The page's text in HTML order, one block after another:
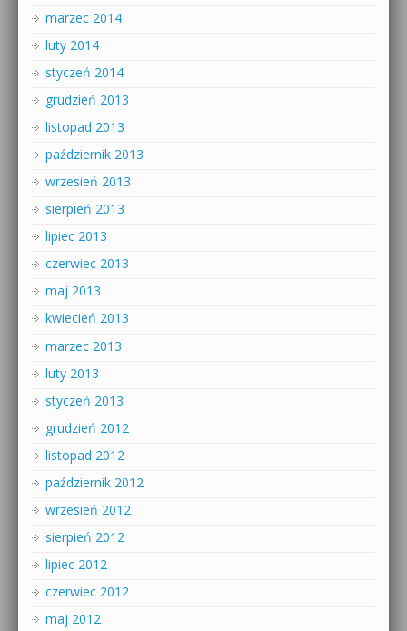
marzec 2014
luty 2014
styczeń 2014
grudzień 2013
listopad 2013
październik 2013
wrzesień 2013
sierpień 2013
lipiec 2013
czerwiec 2013
maj 2013
kwiecień 2013
marzec 2013
luty 2013
styczeń 2013
grudzień 2012
listopad 2012
październik 2012
wrzesień 2012
sierpień 2012
lipiec 2012
czerwiec 2012
maj 2012